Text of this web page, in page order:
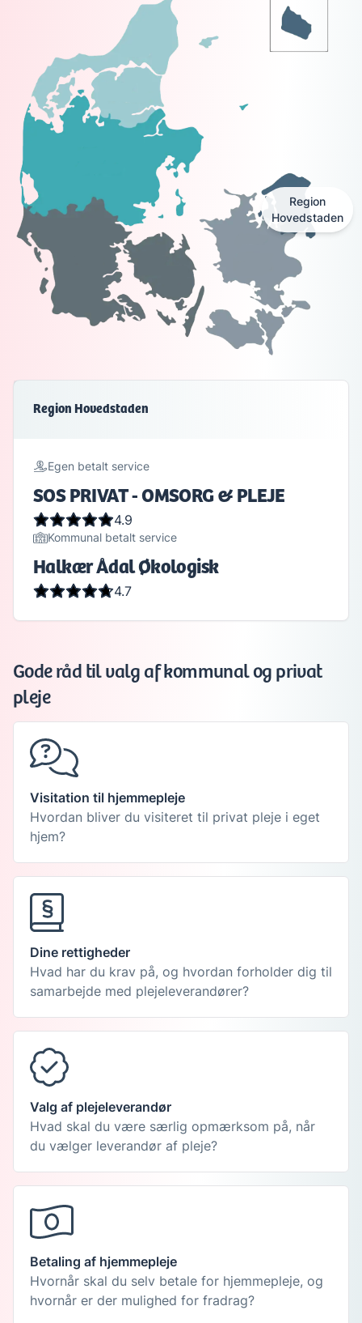
Region Hovedstaden
Egen betalt service
SOS PRIVAT - OMSORG & PLEJE
4.9
Kommunal betalt service
Halkær Ådal Økologisk
4.7
Region
Hovedstaden
Gode råd til valg af kommunal og privat
pleje
Visitation til hjemmepleje
Hvordan bliver du visiteret til privat pleje i eget
hjem?
Dine rettigheder
Hvad har du krav på, og hvordan forholder dig til
samarbejde med plejeleverandører?
Valg af plejeleverandør
Hvad skal du være særlig opmærksom på, når
du vælger leverandør af pleje?
Betaling af hjemmepleje
Hvornår skal du selv betale for hjemmepleje, og
hvornår er der mulighed for fradrag?